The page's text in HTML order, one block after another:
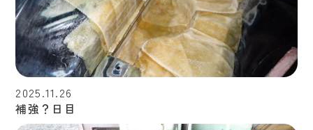
2025.11.26
補強？日目